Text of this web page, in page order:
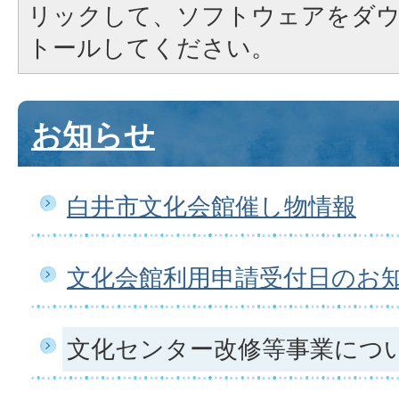
リックして、ソフトウェアをダ
トールしてください。
お知らせ
白井市文化会館催し物情報
文化会館利用申請受付日のお
文化センター改修等事業につ